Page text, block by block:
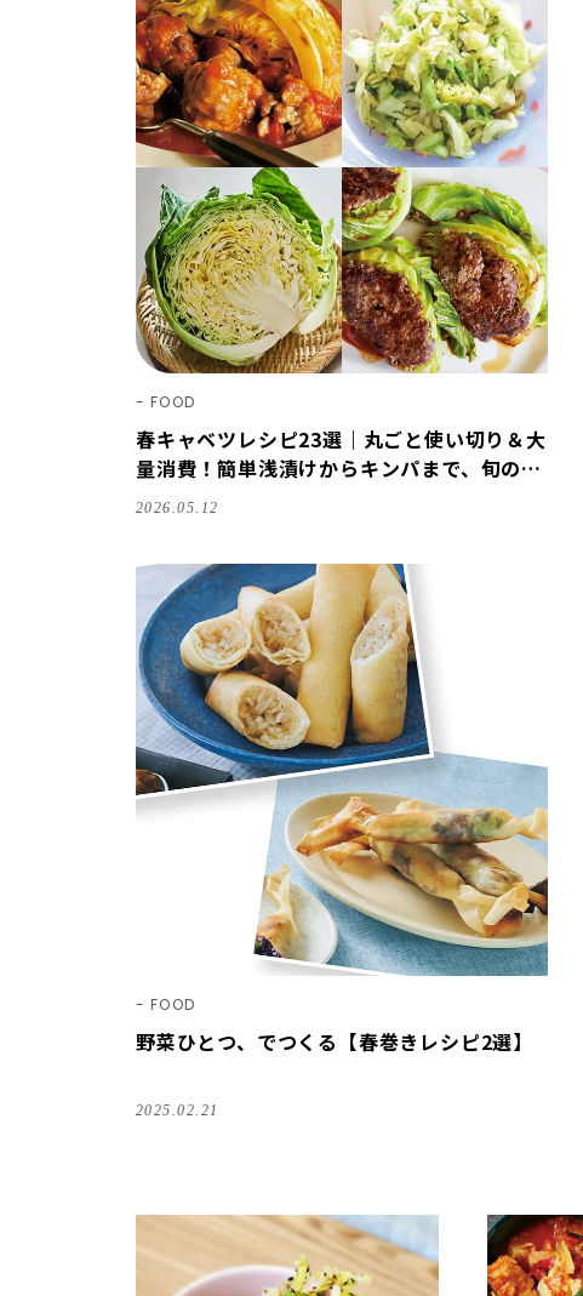
FOOD
春キャベツレシピ23選｜丸ごと使い切り＆大
量消費！簡単浅漬けからキンパまで、旬のお
いしさを楽しむ
2026.05.12
FOOD
野菜ひとつ、でつくる【春巻きレシピ2選】
2025.02.21